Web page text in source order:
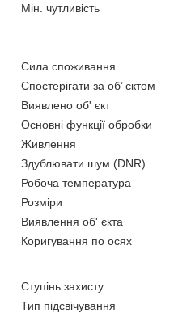
Мін. чутливість
Сила споживання
Спостерігати за об’ єктом
Виявлено об' єкт
Основні функції обробки
Живлення
Здублювати шум (DNR)
Робоча температура
Розміри
Виявлення об' єкта
Коригування по осях
Ступінь захисту
Тип підсвічування